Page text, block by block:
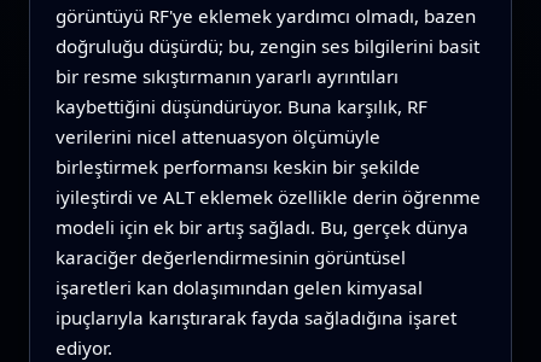
görüntüyü RF'ye eklemek yardımcı olmadı, bazen
doğruluğu düşürdü; bu, zengin ses bilgilerini basit
bir resme sıkıştırmanın yararlı ayrıntıları
kaybettiğini düşündürüyor. Buna karşılık, RF
verilerini nicel attenuasyon ölçümüyle
birleştirmek performansı keskin bir şekilde
iyileştirdi ve ALT eklemek özellikle derin öğrenme
modeli için ek bir artış sağladı. Bu, gerçek dünya
karaciğer değerlendirmesinin görüntüsel
işaretleri kan dolaşımından gelen kimyasal
ipuçlarıyla karıştırarak fayda sağladığına işaret
ediyor.